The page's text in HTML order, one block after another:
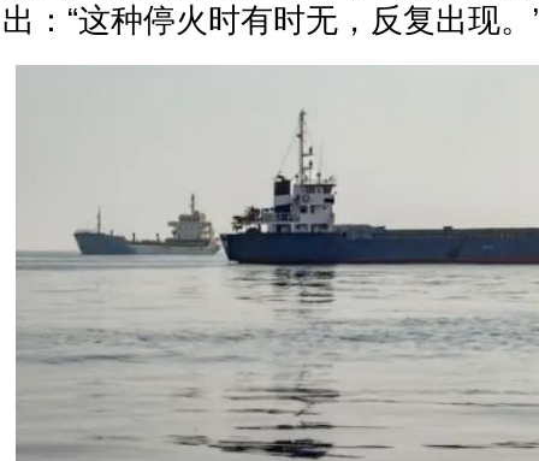
出：“这种停火时有时无，反复出现。